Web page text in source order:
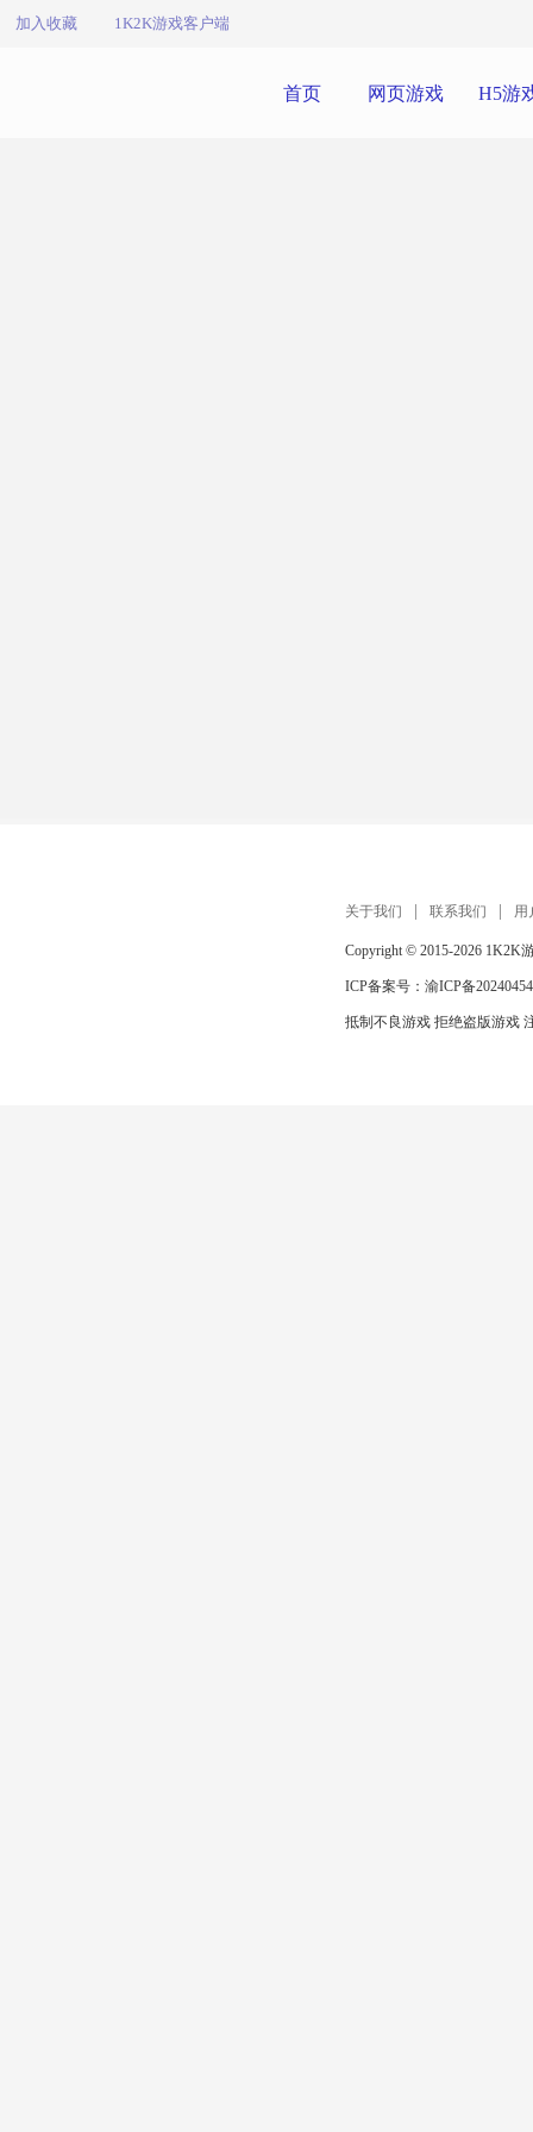
加入收藏 1K2K游戏客户端
首页 网页游戏 H5游
关于我们 联系我们 用
Copyright © 2015-2026 1K2K
ICP备案号： 渝ICP备
抵制不良游戏 拒绝盗版游戏